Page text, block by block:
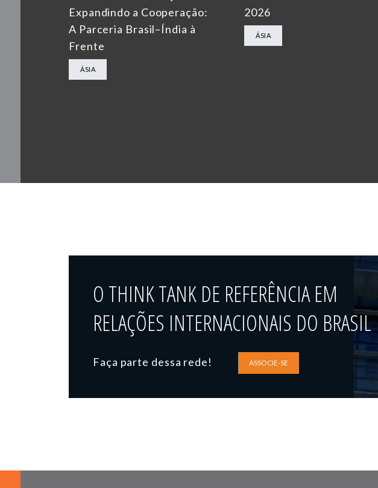
Expandindo a Cooperação:
A Parceria Brasil–Índia à
Frente
ÁSIA
2026
ÁSIA
O THINK TANK DE REFERÊNCIA EM
RELAÇÕES INTERNACIONAIS DO BRASIL
Faça parte dessa rede! ASSOCIE-SE